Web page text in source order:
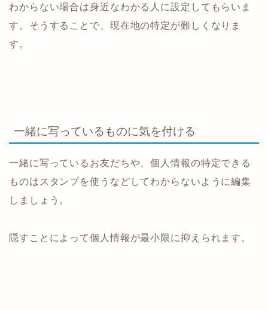
わからない場合は身近なわかる人に設定してもらいま
す。そうすることで、現在地の特定が難しくなりま
す。
一緒に写っているものに気を付ける
一緒に写っているお友だちや、個人情報の特定できる
ものはスタンプを使うなどしてわからないように編集
しましょう。
隠すことによって個人情報が最小限に抑えられます。